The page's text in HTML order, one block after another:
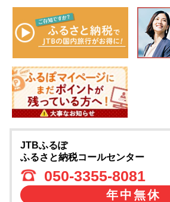
JTBふるぽ
ふるさと納税コールセンター
050-3355-8081
年中無休